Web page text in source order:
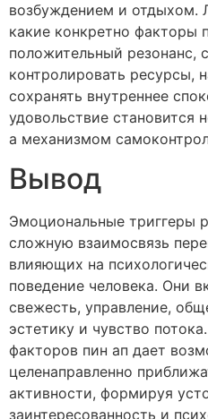
возбуждением и отдыхом.
какие конкретно факторы
положительный резонанс,
контролировать ресурсы,
сохранять внутреннее
удовольствие становится
а механизмом
Вывод
Эмоциональные триггеры
сложную взаимосвязь
влияющих на
поведение человека. Они
свежесть, управление,
эстетику и чувство
факторов пин ап дает
целенаправленно
активности, формируя
заинтересованность и